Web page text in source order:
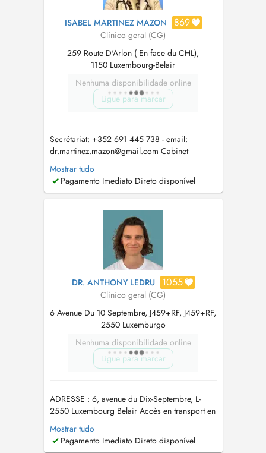
ISABEL MARTINEZ MAZON 869
Clínico geral (CG)
259 Route D'Arlon ( En face du CHL),
1150 Luxembourg-Belair
Nenhuma disponibilidade online
Ligue para marcar
Secrétariat: +352 691 445 738 - email:
dr.martinez.mazon@gmail.com Cabinet
médical VisiSanté: +352 20601860 - email:
cabinetmedical.visisante@gmail.com
FR: Le
cabinet est accessible via les arrêts de bus
801, 802, 811, 812, 821, 822, 823, 824, ...
Mostrar tudo
Pagamento Imediato Direto disponível
DR. ANTHONY LEDRU 1055
Clínico geral (CG)
6 Avenue Du 10 Septembre, J459+RF, J459+RF,
2550 Luxemburgo
Nenhuma disponibilidade online
Ligue para marcar
ADRESSE : 6, avenue du Dix-Septembre, L-
2550 Luxembourg Belair Accès en transport en
commun : Bus : lignes 5, 6, 72, 701, 702, 703,
711 et C01 arrêt Belair Crécy Bus : lignes 5, 6,
8, 11, 12, 13, 15, 16, 21, 22, 31, 78 et CN5
Mostrar tudo
Pagamento Imediato Direto disponível